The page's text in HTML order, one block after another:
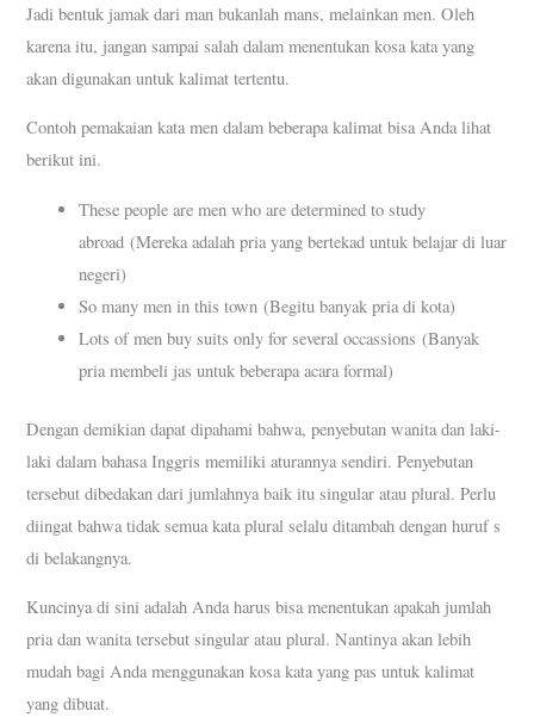
Jadi bentuk jamak dari man bukanlah mans, melainkan men. Oleh
karena itu, jangan sampai salah dalam menentukan kosa kata yang
akan digunakan untuk kalimat tertentu.
Contoh pemakaian kata men dalam beberapa kalimat bisa Anda lihat
berikut ini.
These people are men who are determined to study
abroad (Mereka adalah pria yang bertekad untuk belajar di luar
negeri)
So many men in this town (Begitu banyak pria di kota)
Lots of men buy suits only for several occassions (Banyak
pria membeli jas untuk beberapa acara formal)
Dengan demikian dapat dipahami bahwa, penyebutan wanita dan laki-
laki dalam bahasa Inggris memiliki aturannya sendiri. Penyebutan
tersebut dibedakan dari jumlahnya baik itu singular atau plural. Perlu
diingat bahwa tidak semua kata plural selalu ditambah dengan huruf s
di belakangnya.
Kuncinya di sini adalah Anda harus bisa menentukan apakah jumlah
pria dan wanita tersebut singular atau plural. Nantinya akan lebih
mudah bagi Anda menggunakan kosa kata yang pas untuk kalimat
yang dibuat.